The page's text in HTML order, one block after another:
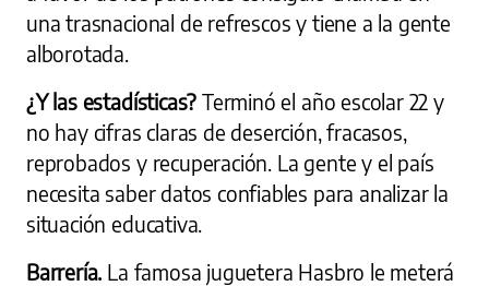
una trasnacional de refrescos y tiene a la gente
alborotada.
¿Y las estadísticas?Terminó el año escolar 22 y
no hay cifras claras de deserción, fracasos,
reprobados y recuperación. La gente y el país
necesita saber datos confiables para analizar la
situación educativa.
Barrería. La famosa juguetera Hasbro le meterá